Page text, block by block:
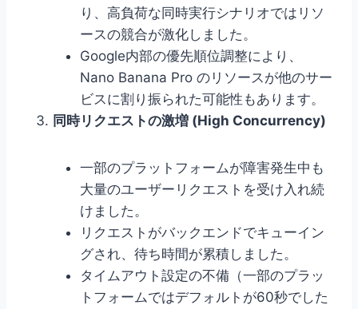
り、高負荷な同時実行シナリオではリソ
ースの競合が激化しました。
Google内部の優先順位調整により、
Nano Banana Pro のリソースが他のサー
ビスに割り振られた可能性もあります。
同時リクエストの激増 (High Concurrency)
一部のプラットフォームが障害発生中も
大量のユーザーリクエストを受け入れ続
けました。
リクエストがバックエンドでキューイン
グされ、待ち時間が累積しました。
タイムアウト設定の不備（一部のプラッ
トフォームではデフォルトが60秒でした